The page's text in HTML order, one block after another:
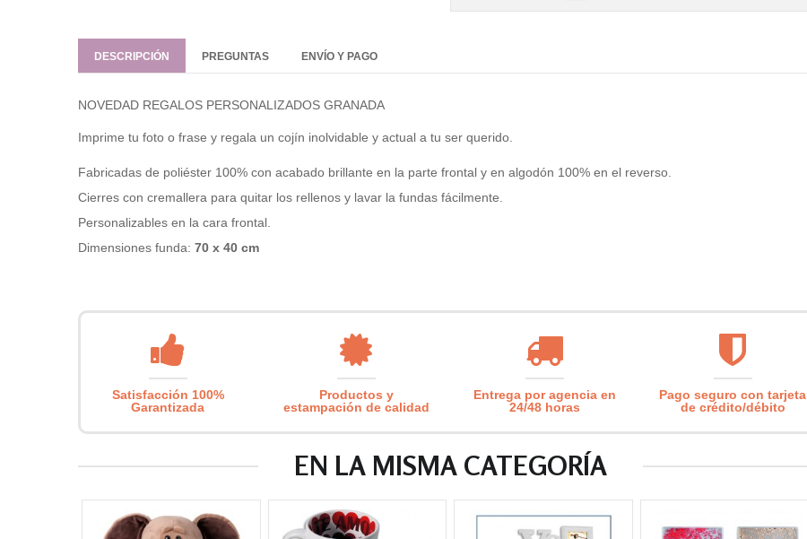
DESCRIPCIÓN PREGUNTAS ENVÍO Y PAGO
NOVEDAD REGALOS PERSONALIZADOS GRANADA
Imprime tu foto o frase y regala un cojín inolvidable y actual a tu ser querido.
Fabricadas de poliéster 100% con acabado brillante en la parte frontal y en algodón 100% en el reverso
Cierres con cremallera para quitar los rellenos y lavar la fundas fácilmente.
Personalizables en la cara frontal.
Dimensiones funda: 70 x 40 cm
Satisfacción 100%
Garantizada
Productos y
estampación de calidad
Entrega por agencia en
24/48 horas
Pago seguro con tarjeta
de crédito/débito
EN LA MISMA CATEGORÍA